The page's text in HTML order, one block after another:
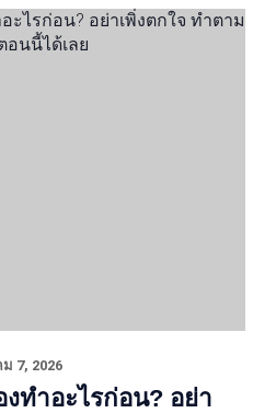
7, 2026
ทำอะไรก่อน? อย่า